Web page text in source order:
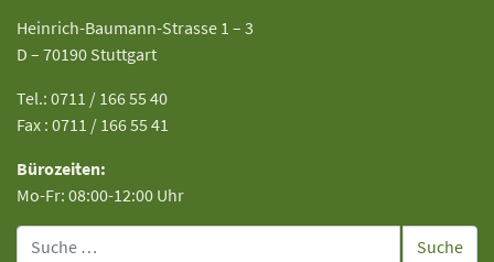
Heinrich-Baumann-Strasse 1 – 3
D – 70190 Stuttgart
Tel.: 0711 / 166 55 40
Fax : 0711 / 166 55 41
Bürozeiten:
Mo-Fr: 08:00-12:00 Uhr
Suche